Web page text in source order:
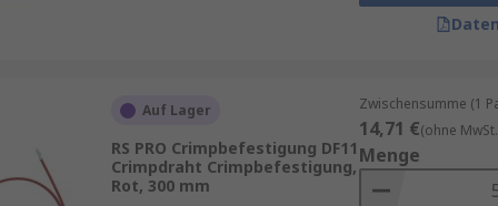
ist es wichtig, die richtige Größe und Form für
die Spannung zu bewältigen, die durch die Anwendung
möglichen Kurzschluss führen. Wenn er zu groß ist,
Crimp-Kontakte eine schnelle, kosteneffektive und
Größen und Formen erhältlich und können in
Form für die Anwendung zu wählen, um eine optimale
Auf Lager
RS PRO Crimpbefestigung DF11
Crimpdraht Crimpbefestigung,
Rot, 300 mm
Zwischensumme (1
14,71 €(ohne
Menge